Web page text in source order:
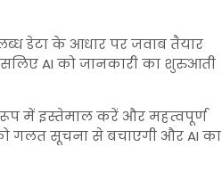
डेटा के आधार पर जवाब तैयार
AI को जानकारी का शुरुआती
रूप में इस्तेमाल करें और महत्वपूर्ण
गलत सूचना से बचाएगी और AI का